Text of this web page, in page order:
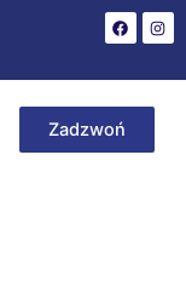
Zadzwoń